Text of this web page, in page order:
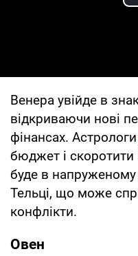
Венера увійде в
відкриваючи нові
фінансах. Астрологи
бюджет і скоротити
буде в напруженому
Тельці, що може
конфлікти.
Овен